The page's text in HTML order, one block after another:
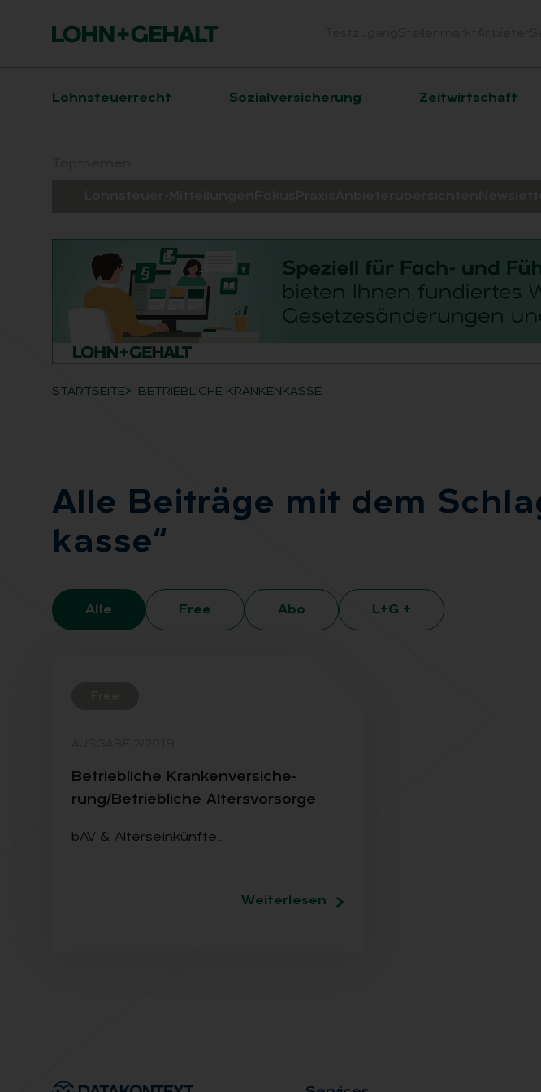
Hauptnavigation
Lohnsteuerrecht Sozialversicherung Zeitwirtschaft
Breadcrumb-Navigation
STARTSEITE BETRIEBLICHE KRANKENKASSE
Alle Bei­trä­ge mit dem
kas­se“
Alle Free Abo L+G +
Be­trieb­li­che Kran­ken­ver­si­che­
rung/Be­trieb­li­che Al­ters­vor­sor­ge
bAV & Alterseinkünfte…
Weiterlesen